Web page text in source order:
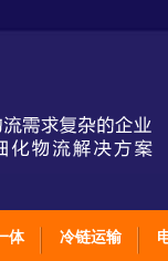
体 冷链运输